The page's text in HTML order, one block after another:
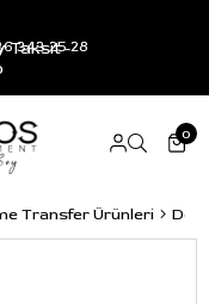
Taksit -
343 25 28
0
Transfer Ürünleri